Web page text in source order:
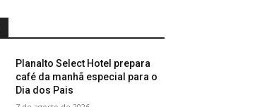
Planalto Select Hotel prepara
café da manhã especial para o
Dia dos Pais